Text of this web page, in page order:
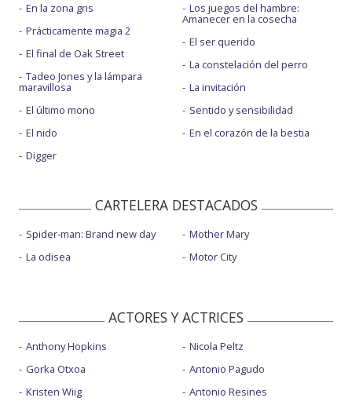
En la zona gris
Prácticamente magia 2
El final de Oak Street
Tadeo Jones y la lámpara
maravillosa
El último mono
El nido
Digger
Los juegos del hambre:
Amanecer en la cosecha
El ser querido
La constelación del perro
La invitación
Sentido y sensibilidad
En el corazón de la bestia
CARTELERA DESTACADOS
Spider-man: Brand new day
La odisea
Mother Mary
Motor City
ACTORES Y ACTRICES
Anthony Hopkins
Gorka Otxoa
Kristen Wiig
Nicola Peltz
Antonio Pagudo
Antonio Resines